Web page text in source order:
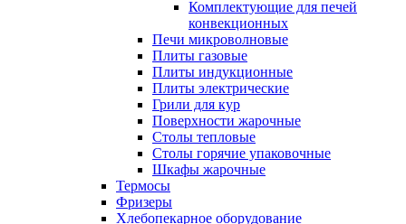
Комплектующие для печей
конвекционных
Печи микроволновые
Плиты газовые
Плиты индукционные
Плиты электрические
Грили для кур
Поверхности жарочные
Столы тепловые
Столы горячие упаковочные
Шкафы жарочные
Термосы
Фризеры
Хлебопекарное оборудование